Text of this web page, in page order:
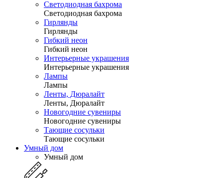
Светодиодная бахрома
Светодиодная бахрома
Гирлянды
Гирлянды
Гибкий неон
Гибкий неон
Интерьерные украшения
Интерьерные украшения
Лампы
Лампы
Ленты, Дюралайт
Ленты, Дюралайт
Новогодние сувениры
Новогодние сувениры
Тающие сосульки
Тающие сосульки
Умный дом
Умный дом